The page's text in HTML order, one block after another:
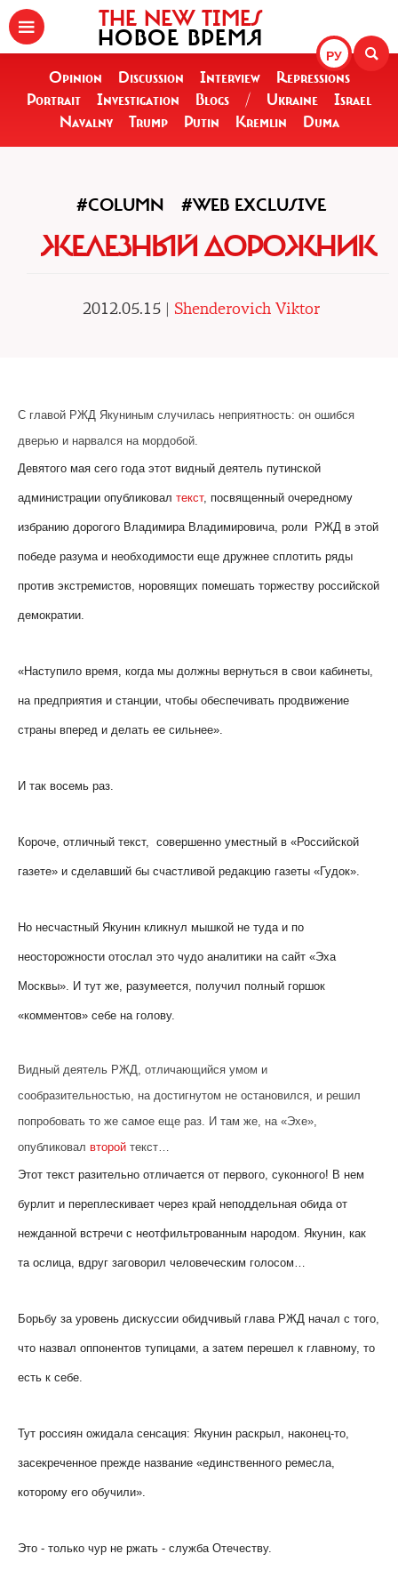
РУ
THE NEW TIMES
НОВОЕ ВРЕМЯ
Opinion Discussion Interview
Repressions
Portrait
Investigation Blogs / Ukraine
Israel
Navalny
Trump Putin Kremlin Duma
#COLUMN #WEB EXCLUSIVE
ЖЕЛЕЗНЫЙ ДОРОЖНИК
2012.05.15 | Shenderovich Viktor
С главой РЖД Якуниным случилась неприятность: он ошибся
дверью и нарвался на мордобой.
Девятого мая сего года этот видный деятель путинской
администрации опубликовал текст, посвященный очередному
избранию дорогого Владимира Владимировича, роли РЖД в этой
победе разума и необходимости еще дружнее сплотить ряды
против экстремистов, норовящих помешать торжеству российской
демократии.
«Наступило время, когда мы должны вернуться в свои кабинеты,
на предприятия и станции, чтобы обеспечивать продвижение
страны вперед и делать ее сильнее».
И так восемь раз.
Короче, отличный текст, совершенно уместный в «Российской
газете» и сделавший бы счастливой редакцию газеты «Гудок».
Но несчастный Якунин кликнул мышкой не туда и по
неосторожности отослал это чудо аналитики на сайт «Эха
Москвы». И тут же, разумеется, получил полный горшок
«комментов» себе на голову.
Видный деятель РЖД, отличающийся умом и
сообразительностью, на достигнутом не остановился, и решил
попробовать то же самое еще раз. И там же, на «Эхе»,
опубликовал второй текст…
Этот текст разительно отличается от первого, суконного! В нем
бурлит и переплескивает через край неподдельная обида от
нежданной встречи с неотфильтрованным народом. Якунин, как
та ослица, вдруг заговорил человеческим голосом…
Борьбу за уровень дискуссии обидчивый глава РЖД начал с того,
что назвал оппонентов тупицами, а затем перешел к главному, то
есть к себе.
Тут россиян ожидала сенсация: Якунин раскрыл, наконец-то,
засекреченное прежде название «единственного ремесла,
которому его обучили».
Это - только чур не ржать - служба Отечеству.